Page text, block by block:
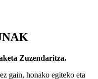
Zuzendaritza.
gain, honako egiteko eta